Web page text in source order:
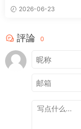
2026-06-23
評論 0